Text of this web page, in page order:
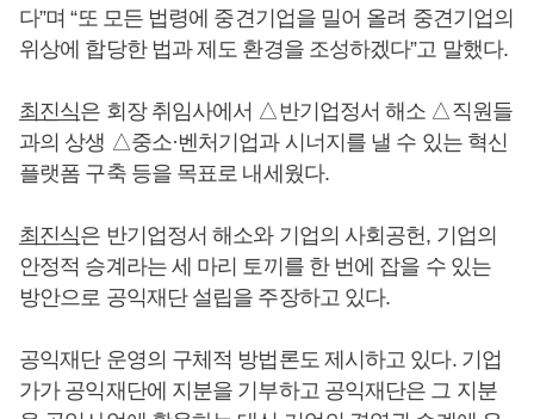
다”며 “또 모든 법령에 중견기업을 밀어 올려 중견기업의
위상에 합당한 법과 제도 환경을 조성하겠다”고 말했다.
최진식은 회장 취임사에서 △반기업정서 해소 △직원들
과의 상생 △중소·벤처기업과 시너지를 낼 수 있는 혁신
플랫폼 구축 등을 목표로 내세웠다.
최진식은 반기업정서 해소와 기업의 사회공헌, 기업의
안정적 승계라는 세 마리 토끼를 한 번에 잡을 수 있는
방안으로 공익재단 설립을 주장하고 있다.
공익재단 운영의 구체적 방법론도 제시하고 있다. 기업
가가 공익재단에 지분을 기부하고 공익재단은 그 지분